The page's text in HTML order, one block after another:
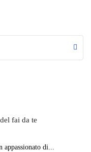
fai da te
appassionato di...